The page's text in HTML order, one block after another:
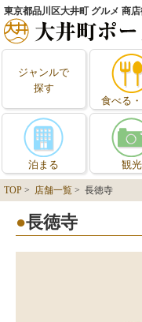
東京都品川区大井町 グルメ 商店
ジャンルで
探す
食べる
泊まる 観光
TOP > 店舗一覧 > 長徳寺
長徳寺